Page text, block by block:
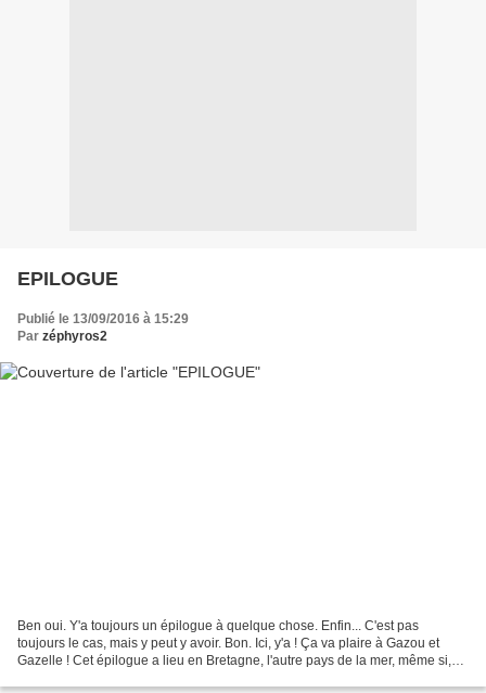
EPILOGUE
Publié le 13/09/2016 à 15:29
Par zéphyros2
Ben oui. Y'a toujours un épilogue à quelque chose. Enfin... C'est pas
toujours le cas, mais y peut y avoir. Bon. Ici, y'a ! Ça va plaire à Gazou et
Gazelle ! Cet épilogue a lieu en Bretagne, l'autre pays de la mer, même si,